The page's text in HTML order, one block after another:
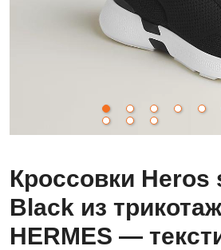
Кроссовки Heros
Black из
HERMES —